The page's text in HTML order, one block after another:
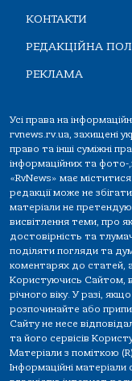
КОНТАКТИ
РЕДАКЦІЙНА
РЕКЛАМА
Усі права на
rvnews.rv.ua, захищені
право та інші суміжні
інформаційних та фото-
«RvNews» має
редакції може не
матеріали не
висвітлення теми, про
достовірність та
поділяти погляди та
коментарях до статей,
Користуючись Сайтом,
річного віку. У разі,
розпочинайте або
Сайту не несе
та його сервісів
Матеріали з поміткою
Інформаційні